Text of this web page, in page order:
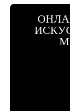
Москва, Центр дизайна